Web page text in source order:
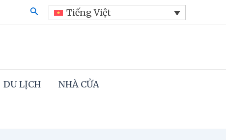
Search Tiếng Việt
DU LỊCH NHÀ CỬA